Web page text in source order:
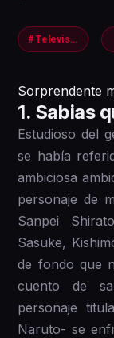
#Television
Sorprendente
1 . Sabias
Estudioso del
se había
ambiciosa
personaje de
Sanpei
Sasuke,
de fondo que
cuento de
personaje
Naruto- se